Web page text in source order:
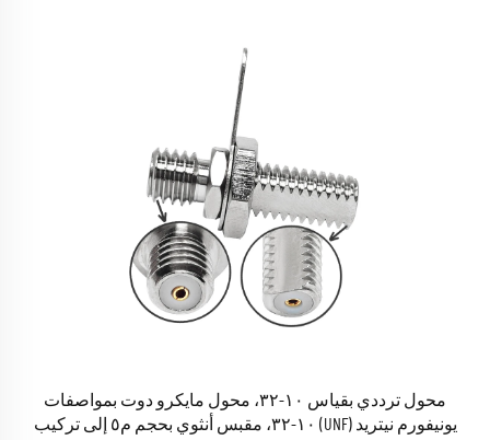
محول ترددي بقياس ١٠-٣٢، محول مايكرو دوت بمواصفات
يونيفورم نيتريد (UNF) ١٠-٣٢، مقبس أنثوي بحجم م٥ إلى تركيب